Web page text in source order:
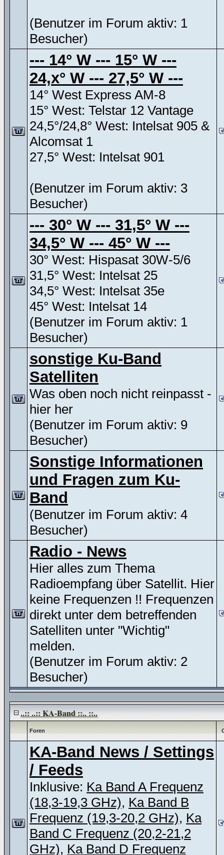
(Benutzer im Forum aktiv: 1
Besucher)
--- 14° W --- 15° W ---
24,x° W --- 27,5° W ---
14° West Express AM-8
15° West: Telstar 12 Vantage
24,5°/24,8° West: Intelsat 905 &
Alcomsat 1
27,5° West: Intelsat 901
(Benutzer im Forum aktiv: 3
Besucher)
--- 30° W --- 31,5° W ---
34,5° W --- 45° W ---
30° West: Hispasat 30W-5/6
31,5° West: Intelsat 25
34,5° West: Intelsat 35e
45° West: Intelsat 14
(Benutzer im Forum aktiv: 1
Besucher)
sonstige Ku-Band
Satelliten
Was oben noch nicht reinpasst -
hier her
(Benutzer im Forum aktiv: 9
Besucher)
Sonstige Informationen
und Fragen zum Ku-
Band
(Benutzer im Forum aktiv: 4
Besucher)
Radio - News
Hier alles zum Thema
Radioempfang über Satellit. Hier
keine Frequenzen !! Frequenzen
direkt unter dem betreffenden
Satelliten unter "Wichtig"
melden.
(Benutzer im Forum aktiv: 2
Besucher)
..:: ..:: KA-Band ::.. ::..
Foren
KA-Band News / Settings
/ Feeds
Inklusive: Ka Band A Frequenz
(18,3-19,3 GHz), Ka Band B
Frequenz (19,3-20,2 GHz), Ka
Band C Frequenz (20,2-21,2
GHz), Ka Band D Frequenz